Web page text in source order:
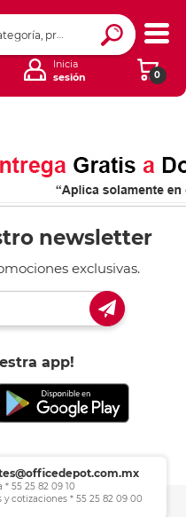
0
Inicia
sesión
newsletter
exclusivas.
app!
* 55 25 82 09 10
y cotizaciones * 55 25 82 09 00